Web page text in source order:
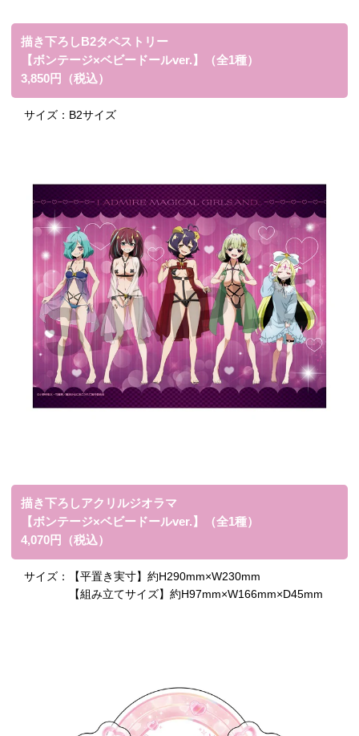
描き下ろしB2タペストリー
【ボンテージ×ベビードールver.】（全1種）
3,850円（税込）
サイズ： B2サイズ
描き下ろしアクリルジオラマ
【ボンテージ×ベビードールver.】（全1種）
4,070円（税込）
サイズ：
【平置き実寸】約H290mm×W230mm
【組み立てサイズ】約H97mm×W166mm×D45mm